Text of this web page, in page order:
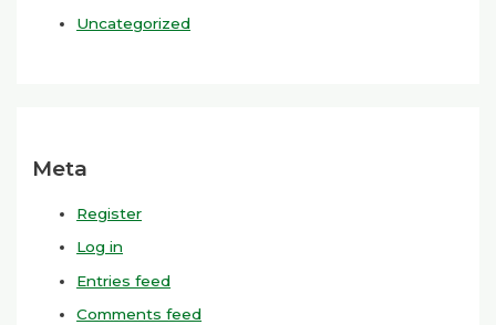
Uncategorized
Meta
Register
Log in
Entries feed
Comments feed